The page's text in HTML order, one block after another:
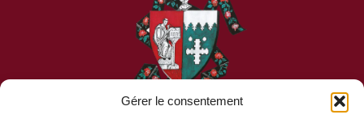
Gérer le consentement